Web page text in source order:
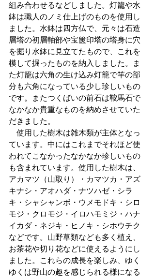
組み合わせるなどしました。灯籠や水
鉢は職人のノミ仕上げのものを使用し
ました。水鉢は四方仏で、元々は石造
層塔の初層軸部や宝篋印塔の塔身に穴
を掘り水鉢に見立てたもので、これを
模して掘ったものを納入しました。ま
た灯籠は六角の生け込み灯籠で竿の部
分も六角になっている少し珍しいもの
です。またつくばいの前石は鞍馬石で
なかなか貴重なものを納めさせていた
だきました。
使用した樹木は雑木類が主体となっ
ています。中にはこれまでそれほど使
われてこなかったなかなか珍しいもの
も含まれています。使用した樹木は、
アカマツ（山取り）・カマツカ・アズ
キナシ・アオハダ・ナツハゼ・シラ
キ・シャシャンボ・ウメモドキ・シロ
モジ・クロモジ・イロハモミジ・ハナ
イカダ・ネジキ・ヒノキ・シホウチク
などです。山野草類なども多く植え、
お茶花や切り花などに使えるようにし
ました。これらの成長を楽しみ、ゆく
ゆくは野山の趣を感じられる様になる